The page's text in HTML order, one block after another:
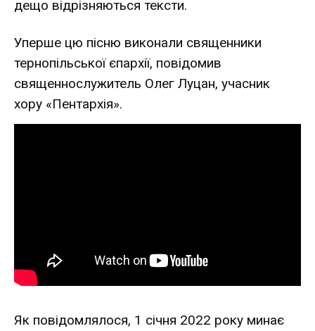
дещо відрізняються тексти.
Уперше цю пісню виконали священники
тернопільської єпархії, повідомив
священнослужитель Олег Луцан, учасник
хору «Пентархія».
Як повідомлялося, 1 січня 2022 року минає